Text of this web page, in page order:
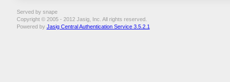
Served by snape
Copyright © 2005 - 2012 Jasig, Inc. All rights reserved.
Powered by Jasig Central Authentication Service 3.5.2.1